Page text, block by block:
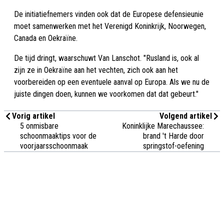
De initiatiefnemers vinden ook dat de Europese defensieunie
moet samenwerken met het Verenigd Koninkrijk, Noorwegen,
Canada en Oekraïne.
De tijd dringt, waarschuwt Van Lanschot. "Rusland is, ook al
zijn ze in Oekraïne aan het vechten, zich ook aan het
voorbereiden op een eventuele aanval op Europa. Als we nu de
juiste dingen doen, kunnen we voorkomen dat dat gebeurt."
Vorig artikel
5 onmisbare
schoonmaaktips voor de
voorjaarsschoonmaak
Volgend artikel
Koninklijke Marechaussee:
brand 't Harde door
springstof-oefening